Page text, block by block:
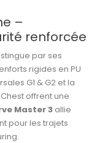
–
renforcée
par ses
rigides en PU
G1 & G2 et la
offrent une
Master 3 allie
pour les trajets